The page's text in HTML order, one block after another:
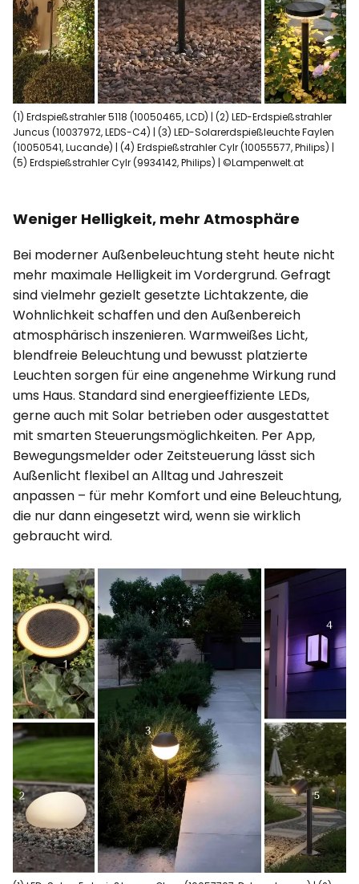
(1) Erdspießstrahler 5118 (10050465, LCD) | (2) LED-Erdspießstrahler
Juncus (10037972, LEDS-C4) | (3) LED-Solarerdspießleuchte Faylen
(10050541, Lucande) | (4) Erdspießstrahler Cylr (10055577, Philips) |
(5) Erdspießstrahler Cylr (9934142, Philips) | ©Lampenwelt.at
Weniger Helligkeit, mehr Atmosphäre
Bei moderner Außenbeleuchtung steht heute nicht
mehr maximale Helligkeit im Vordergrund. Gefragt
sind vielmehr gezielt gesetzte Lichtakzente, die
Wohnlichkeit schaffen und den Außenbereich
atmosphärisch inszenieren. Warmweißes Licht,
blendfreie Beleuchtung und bewusst platzierte
Leuchten sorgen für eine angenehme Wirkung rund
ums Haus. Standard sind energieeffiziente LEDs,
gerne auch mit Solar betrieben oder ausgestattet
mit smarten Steuerungsmöglichkeiten. Per App,
Bewegungsmelder oder Zeitsteuerung lässt sich
Außenlicht flexibel an Alltag und Jahreszeit
anpassen – für mehr Komfort und eine Beleuchtung,
die nur dann eingesetzt wird, wenn sie wirklich
gebraucht wird.